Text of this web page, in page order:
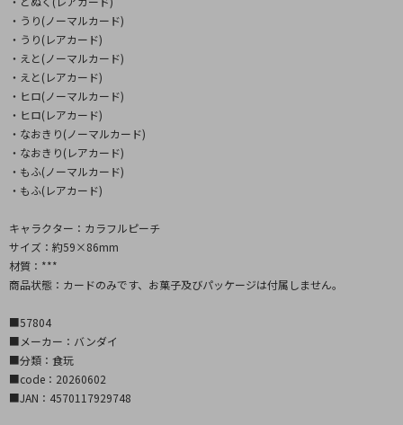
・うり(ノーマルカード)
・うり(レアカード)
・えと(ノーマルカード)
・えと(レアカード)
・ヒロ(ノーマルカード)
・ヒロ(レアカード)
・なおきり(ノーマルカード)
・なおきり(レアカード)
・もふ(ノーマルカード)
・もふ(レアカード)
キャラクター：カラフルピーチ
サイズ：約59×86mm
材質：***
商品状態：カードのみです、お菓子及びパッケージは付属しません。
■57804
■メーカー：バンダイ
■分類：食玩
■code：20260602
■JAN：4570117929748